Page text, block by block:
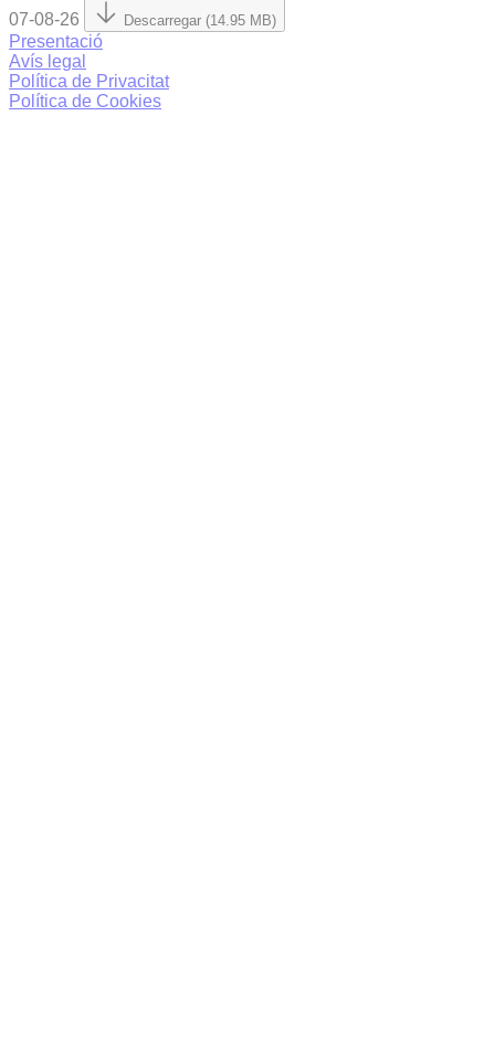
07-08-26 Descarregar (14.95 MB)
Presentació
Avís legal
Política de Privacitat
Política de Cookies